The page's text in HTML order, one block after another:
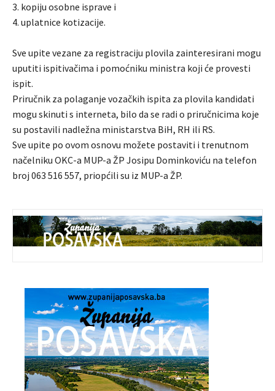
3. kopiju osobne isprave i
4. uplatnice kotizacije.
Sve upite vezane za registraciju plovila zainteresirani mogu
uputiti ispitivačima i pomoćniku ministra koji će provesti
ispit.
Priručnik za polaganje vozačkih ispita za plovila kandidati
mogu skinuti s interneta, bilo da se radi o priručnicima koje
su postavili nadležna ministarstva BiH, RH ili RS.
Sve upite po ovom osnovu možete postaviti i trenutnom
načelniku OKC-a MUP-a ŽP Josipu Dominkoviću na telefon
broj 063 516 557, priopćili su iz MUP-a ŽP.